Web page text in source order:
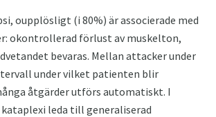
oupplösligt (i 80%) är associerade med
okontrollerad förlust av muskelton,
bevaras. Mellan attacker under
under vilket patienten blir
åtgärder utförs automatiskt. I
leda till generaliserad